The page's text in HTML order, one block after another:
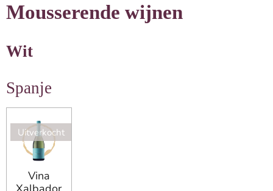
Mousserende wijnen
Wit
Spanje
Uitverkocht
Vina